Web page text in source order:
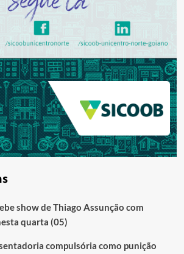
show de Thiago Assunção com
quarta (05)
compulsória como punição